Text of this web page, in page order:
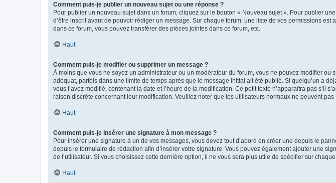
Comment puis-je publier un nouveau sujet ou une réponse ?
Pour publier un nouveau sujet dans un forum, cliquez sur le bouton « Nouveau sujet ». Pour publier
d’être inscrit avant de pouvoir rédiger un message. Sur chaque forum, une liste de vos permissions
dans ce forum, vous pouvez transférer des pièces jointes dans ce forum, etc.
Haut
Comment puis-je modifier ou supprimer un message ?
À moins que vous ne soyez un administrateur ou un modérateur du forum, vous ne pouvez modifier
adéquat, parfois dans une limite de temps après que le message initial ait été publié. Si quelqu’un a
vous l’avez modifié, contenant la date et l’heure de la modification. Ce petit texte n’apparaîtra pas s’il
raison discrète concernant leur modification. Veuillez noter que les utilisateurs normaux ne peuvent
Haut
Comment puis-je insérer une signature à mon message ?
Pour insérer une signature à un de vos messages, vous devez tout d’abord en créer une depuis le
depuis le formulaire de rédaction afin d’insérer votre signature. Vous pouvez également ajouter une
de l’utilisateur. Si vous choisissez cette dernière option, il ne vous sera plus utile de spécifier sur
Haut